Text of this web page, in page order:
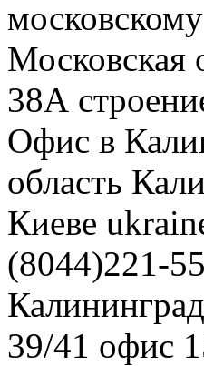
Московская
38А
Офис в
область
Киеве
(8044)221-
39/41 офис